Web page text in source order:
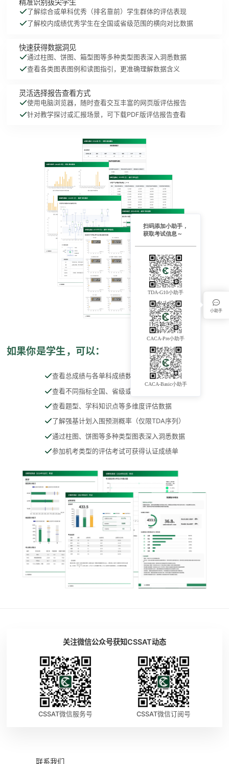
精准识别拔尖学生
了解综合或单科优秀（排名靠前）学生群体的评估表现
了解校内成绩优秀学生在全国或省级范围的横向对比数据
快速获得数据洞见
通过柱图、饼图、箱型图等多种类型图表深入洞悉数据
查看各类图表图例和读图指引，更准确理解数据含义
灵活选择报告查看方式
使用电脑浏览器，随时查看交互丰富的网页版评估报告
针对教学探讨或汇报场景，可下载PDF版评估报告查看
如果你是学生，可以：
查看总成绩与各单科成绩数据和图表
查看不同指标全国、省级或校级范围排名数据
查看题型、学科知识点等多维度评估数据
了解强基计划入围预测概率（仅限TDA序列）
通过柱图、饼图等多种类型图表深入洞悉数据
参加机考类型的评估考试可获得认证成绩单
小助手
关注微信公众号获知CSSAT动态
CSSAT微信服务号 CSSAT微信订阅号
联系我们
扫码添加小助手，
获取考试信息～
TDA-G10小助手
CACA-Pre小助手
CACA-Basic小助手